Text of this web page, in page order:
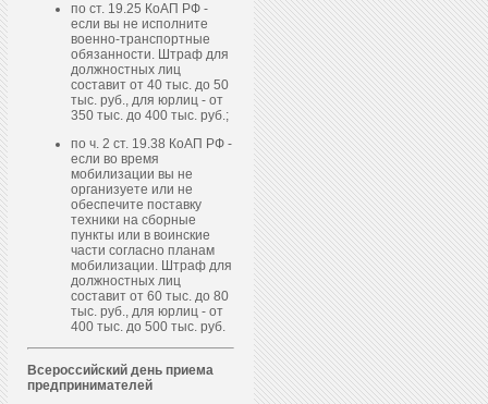
по ст. 19.25 КоАП РФ -
если вы не исполните
военно-транспортные
обязанности. Штраф для
должностных лиц
составит от 40 тыс. до 50
тыс. руб., для юрлиц - от
350 тыс. до 400 тыс. руб.;
по ч. 2 ст. 19.38 КоАП РФ -
если во время
мобилизации вы не
организуете или не
обеспечите поставку
техники на сборные
пункты или в воинские
части согласно планам
мобилизации. Штраф для
должностных лиц
составит от 60 тыс. до 80
тыс. руб., для юрлиц - от
400 тыс. до 500 тыс. руб.
Всероссийский день приема
предпринимателей